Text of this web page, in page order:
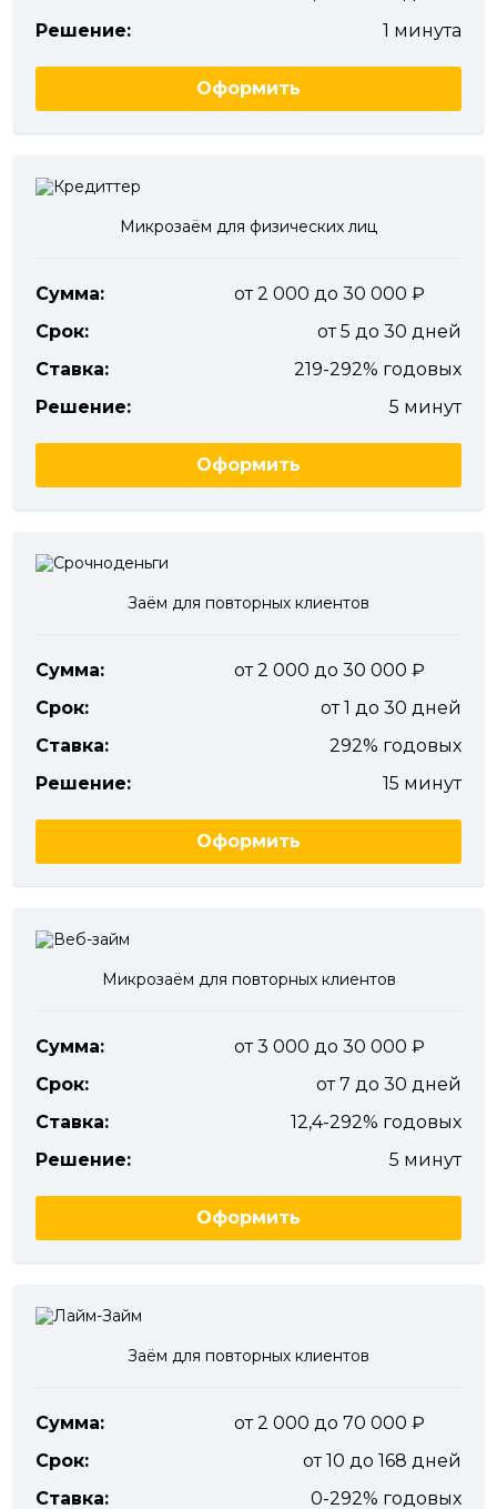
Решение:
1 минута
Оформить
Микрозаём для физических лиц
Сумма:
от 2 000 до 30 000
Срок:
от 5 до 30 дней
Ставка:
219-292% годовых
Решение:
5 минут
Оформить
Заём для повторных клиентов
Сумма:
от 2 000 до 30 000
Срок:
от 1 до 30 дней
Ставка:
292% годовых
Решение:
15 минут
Оформить
Микрозаём для повторных клиентов
Сумма:
от 3 000 до 30 000
Срок:
от 7 до 30 дней
Ставка:
12,4-292% годовых
Решение:
5 минут
Оформить
Заём для повторных клиентов
Сумма:
от 2 000 до 70 000
Срок:
от 10 до 168 дней
Ставка:
0-292% годовых